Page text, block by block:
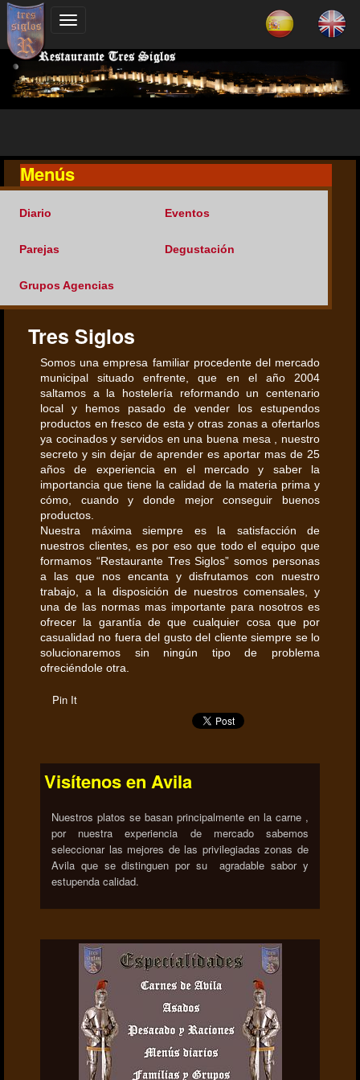
Menús
Diario Eventos
Parejas Degustación
Grupos Agencias
Tres Siglos
Somos una empresa familiar procedente del mercado
municipal situado enfrente, que en el año 2004
saltamos a la hostelería reformando un centenario
local y hemos pasado de vender los estupendos
productos en fresco de esta y otras zonas a ofertarlos
ya cocinados y servidos en una buena mesa , nuestro
secreto y sin dejar de aprender es aportar mas de 25
años de experiencia en el mercado y saber la
importancia que tiene la calidad de la materia prima y
cómo, cuando y donde mejor conseguir buenos
productos.
Nuestra máxima siempre es la satisfacción de
nuestros clientes, es por eso que todo el equipo que
formamos “Restaurante Tres Siglos” somos personas
a las que nos encanta y disfrutamos con nuestro
trabajo, a la disposición de nuestros comensales, y
una de las normas mas importante para nosotros es
ofrecer la garantía de que cualquier cosa que por
casualidad no fuera del gusto del cliente siempre se lo
solucionaremos sin ningún tipo de problema
ofreciéndole otra.
Pin It
Visítenos en Avila
Nuestros platos se basan principalmente en la carne ,
por nuestra experiencia de mercado sabemos
seleccionar las mejores de las privilegiadas zonas de
Avila que se distinguen por su agradable sabor y
estupenda calidad.